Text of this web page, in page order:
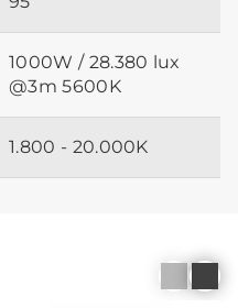
1000W / 28.380 lux
@3m 5600K
1.800 - 20.000K